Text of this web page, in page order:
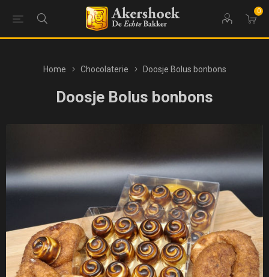
0
Home Chocolaterie Doosje Bolus bonbons
Doosje Bolus bonbons